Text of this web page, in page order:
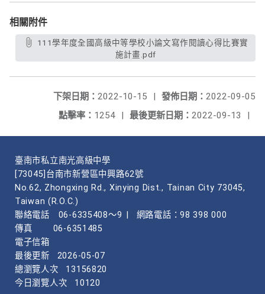
相關附件
施計畫.pdf
發佈日期： 2022-09-05
下架日期： 2022-10-15
|
最後更新日期： 2022-09-13 |
點擊率： 1254 |
臺南市私立南光高級中學
[73045]台南市新營區中興路62號
No.62, Zhongxing Rd., Xinying Dist., Tainan City 73045,
Taiwan (R.O.C.)
聯絡電話
06-6335408～9
網路電話：98 398 000
傳真
06-6351485
電子信箱
最後更新
2026-05-07
總瀏覽人次
13156820
今日瀏覽人次
10120